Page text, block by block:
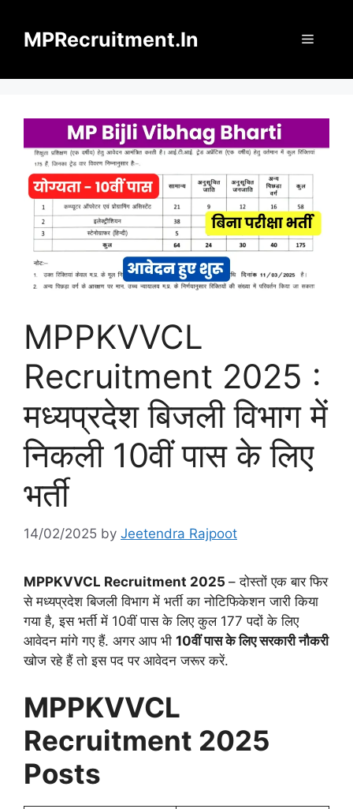
contentMPRecruitment.In Menu
MPPKVVCL
Recruitment 2025 :
मध्यप्रदेश बिजली विभाग में
निकली 10वीं पास के लिए
भर्ती
14/02/2025 by Jeetendra Rajpoot
MPPKVVCL Recruitment 2025 – दोस्तों एक बार फिर
से मध्यप्रदेश बिजली विभाग में भर्ती का नोटिफिकेशन जारी किया
गया है, इस भर्ती में 10वीं पास के लिए कुल 177 पदों के लिए
आवेदन मांगे गए हैं. अगर आप भी 10वीं पास के लिए सरकारी नौकरी
खोज रहे हैं तो इस पद पर आवेदन जरूर करें.
MPPKVVCL
Recruitment 2025
Posts